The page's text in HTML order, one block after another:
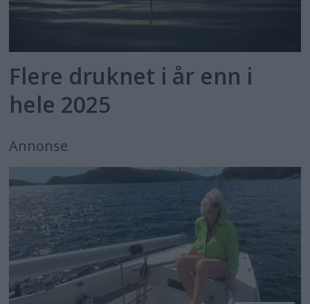
Flere druknet i år enn i
hele 2025
Annonse